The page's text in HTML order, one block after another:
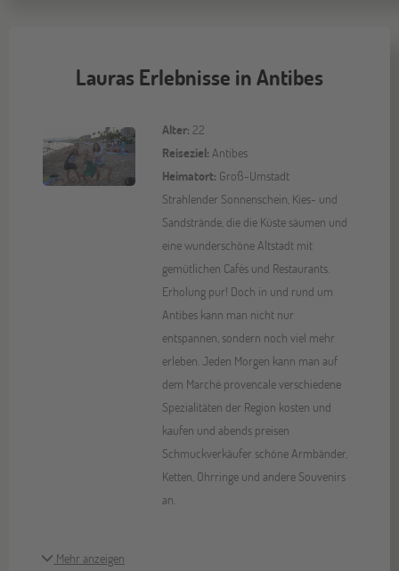
Lauras Erlebnisse in Antibes
Alter: 22
Reiseziel: Antibes
Heimatort: Groß-Umstadt
Strahlender Sonnenschein, Kies- und
Sandstrände, die die Küste säumen und
eine wunderschöne Altstadt mit
gemütlichen Cafés und Restaurants.
Erholung pur! Doch in und rund um
Antibes kann man nicht nur
entspannen, sondern noch viel mehr
erleben. Jeden Morgen kann man auf
dem Marché provencale verschiedene
Spezialitäten der Region kosten und
kaufen und abends preisen
Schmuckverkäufer schöne Armbänder,
Ketten, Ohrringe und andere Souvenirs
an.
Mehr anzeigen